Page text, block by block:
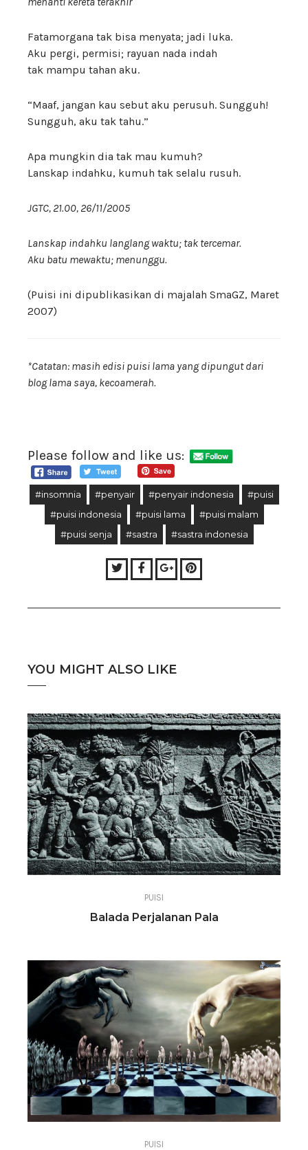
Fatamorgana tak bisa menyata; jadi luka.
Aku pergi, permisi; rayuan nada indah
tak mampu tahan aku.
“Maaf, jangan kau sebut aku perusuh. Sungguh!
Sungguh, aku tak tahu.”
Apa mungkin dia tak mau kumuh?
Lanskap indahku, kumuh tak selalu rusuh.
JGTC, 21.00, 26/11/2005
Lanskap indahku langlang waktu; tak tercemar.
Aku batu mewaktu; menunggu.
(Puisi ini dipublikasikan di majalah SmaGZ, Maret
2007)
*Catatan: masih edisi puisi lama yang dipungut dari
blog lama saya, kecoamerah.
Please follow and like us:
#insomnia #penyair #penyair indonesia
#puisi
#puisi indonesia
#puisi lama
#puisi malam
#puisi senja
#sastra #sastra indonesia
TwitterFacebookGoogle+
YOU MIGHT ALSO LIKE
PUISI
Balada Perjalanan Pala
PUISI